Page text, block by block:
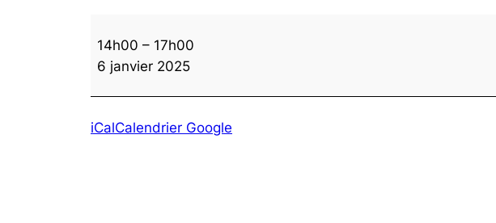
psychologique
sur
14h00 – 17h00
6 janvier 2025
iCalCalendrier Google